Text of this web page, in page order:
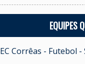
EQUIPES
EC Corrêas - Futebol -